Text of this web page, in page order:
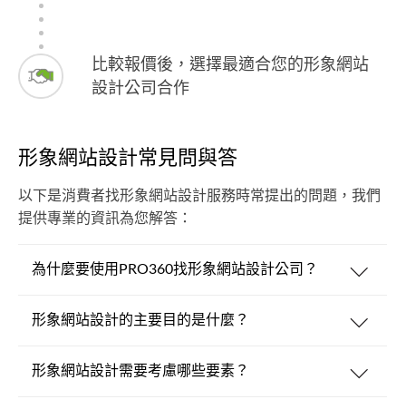
比較報價後，選擇最適合您的形象網站
設計公司合作
形象網站設計常見問與答
以下是消費者找形象網站設計服務時常提出的問題，我們
提供專業的資訊為您解答：
為什麼要使用PRO360找形象網站設計公司？
形象網站設計的主要目的是什麼？
形象網站設計需要考慮哪些要素？